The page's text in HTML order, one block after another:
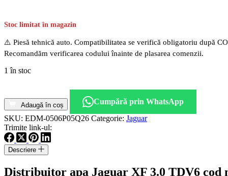
Stoc limitat în magazin
⚠️ Piesă tehnică auto. Compatibilitatea se verifică obligatoriu după
Recomandăm verificarea codului înainte de plasarea comenzii.
1 în stoc
Distribuitor
Jaguar
XF
3.0
TDV6
cod
306DT
Adaugă în coș
Cumpără prin WhatsApp
SKU: EDM-0506P05Q26 Categorie: Jaguar
Trimite link-ul:
Descriere
Distribuitor apa Jaguar XF 3.0 TDV6 cod